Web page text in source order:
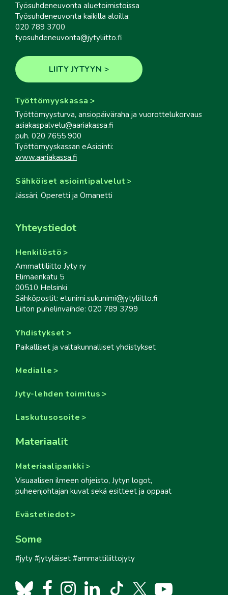
Työsuhdeneuvonta aluetoimistoissa
Työsuhdeneuvonta kaikilla aloilla:
020 789 3700
tyosuhdeneuvonta@jytyliitto.fi
LIITY JYTYYN
Työttömyyskassa
Työttömyysturva, ansiopäiväraha ja vuorottelukorvaus
asiakaspalvelu@aariakassa.fi
puh. 020 7655 900
Työttömyyskassan eAsiointi:
www.aariakassa.fi
Sähköiset asiointipalvelut
Jässäri, Operetti ja Omanetti
Yhteystiedot
Henkilöstö
Ammattiliitto Jyty ry
Elimäenkatu 5
00510 Helsinki
Sähköpostit: etunimi.sukunimi@jytyliitto.fi
Liiton puhelinvaihde: 020 789 3799
Yhdistykset
Paikalliset ja valtakunnalliset yhdistykset
Medialle
Jyty-lehden toimitus
Laskutusosoite
Materiaalit
Materiaalipankki
Visuaalisen ilmeen ohjeisto, Jytyn logot,
puheenjohtajan kuvat sekä esitteet ja oppaat
Evästetiedot
Some
#jyty #jytyläiset #ammattiliittojyty